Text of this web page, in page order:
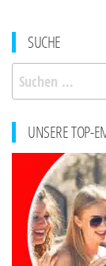
SUCHE
Suchen
nach:
UNSERE TOP-